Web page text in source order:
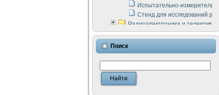
Испытательно-
Стенд для исследований
Радиоэлектроника и
LabVIEW в расчетах
Аппаратно-программный
Виртуальный
Измерение шумовых
Измерительный
Инструменты для
Инструменты для
Поиск